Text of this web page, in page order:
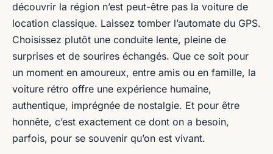
découvrir la région n’est peut-être pas la voiture de
location classique. Laissez tomber l’automate du GPS.
Choisissez plutôt une conduite lente, pleine de
surprises et de sourires échangés. Que ce soit pour
un moment en amoureux, entre amis ou en famille, la
voiture rétro offre une expérience humaine,
authentique, imprégnée de nostalgie. Et pour être
honnête, c’est exactement ce dont on a besoin,
parfois, pour se souvenir qu’on est vivant.